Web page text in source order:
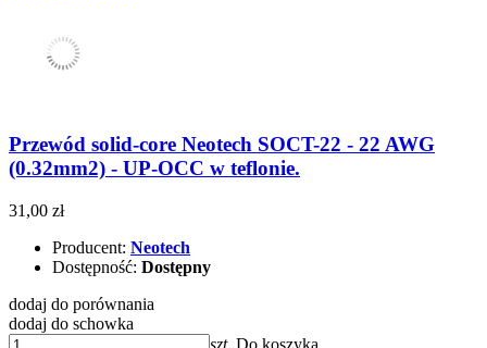
Przewód solid-core Neotech SOCT-22 - 22 AWG
(0.32mm2) - UP-OCC w teflonie.
31,00 zł
Producent: Neotech
Dostępność: Dostępny
dodaj do porównania
dodaj do schowka
szt. Do koszyka